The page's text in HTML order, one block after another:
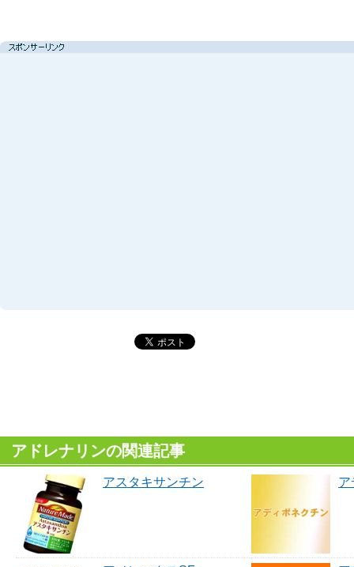
アドレナリンの関連記事
アスタキサンチン ア